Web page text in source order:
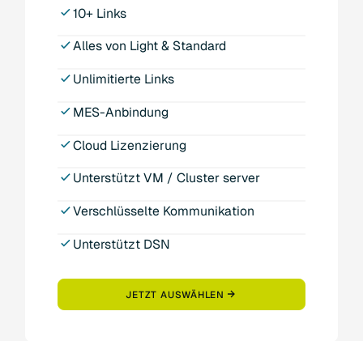
10+ Links
Alles von Light & Standard
Unlimitierte Links
MES-Anbindung
Cloud Lizenzierung
Unterstützt VM / Cluster server
Verschlüsselte Kommunikation
Unterstützt DSN
JETZT AUSWÄHLEN